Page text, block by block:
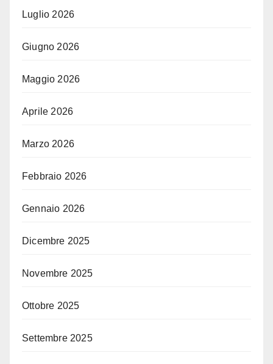
Luglio 2026
Giugno 2026
Maggio 2026
Aprile 2026
Marzo 2026
Febbraio 2026
Gennaio 2026
Dicembre 2025
Novembre 2025
Ottobre 2025
Settembre 2025